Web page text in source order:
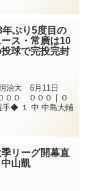
年ぶり5度目の
ス・常廣は10
球で完投完封
治大 6月11日
００ ０００｜０
◆ １ 中 中島大輔
季リーグ開幕直
山凱